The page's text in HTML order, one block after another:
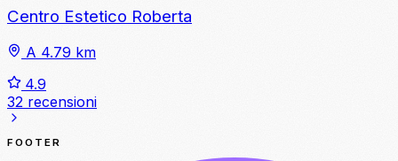
Centro Estetico Roberta
A 4.79 km
4.9
32 recensioni
FOOTER